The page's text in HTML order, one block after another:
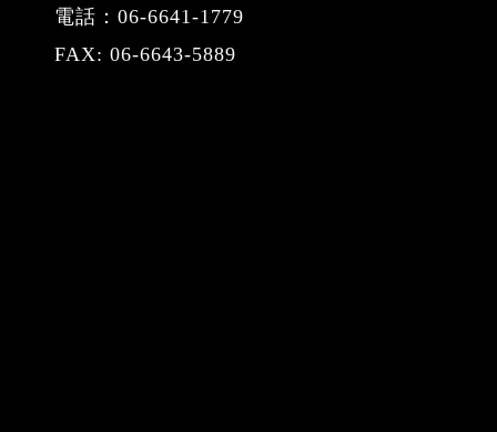
電話：06-6641-1779
FAX: 06-6643-5889